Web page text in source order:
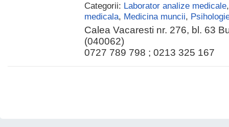
Categorii: Laborator analize medicale
medicala, Medicina muncii,
Calea Vacaresti nr. 276, bl. 63
(040062)
0727 789 798 ; 0213 325 167